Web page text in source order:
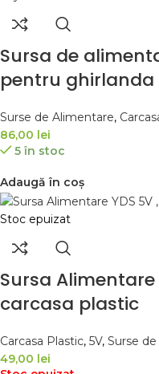
Sursa de
pentru ghirlanda
Surse de Alimentare,
86,00 lei
5 în stoc
Adaugă în coș
Stoc epuizat
Sursa Alimentare
carcasa plastic
Carcasa Plastic, 5V, Surse
49,00 lei